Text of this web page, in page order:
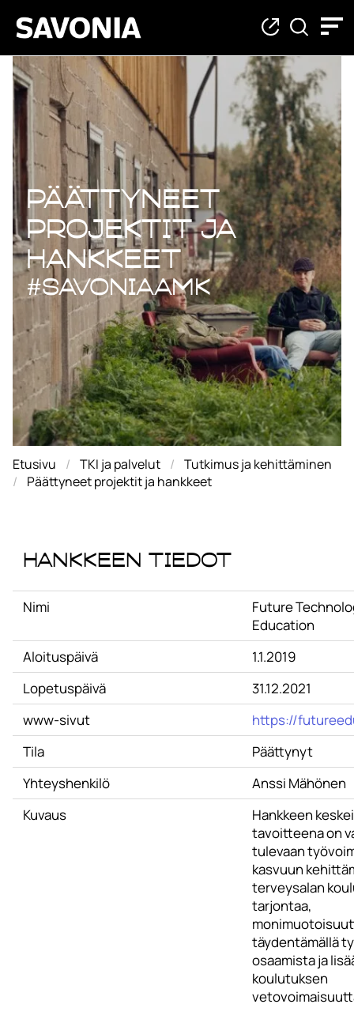
Päättyneet
Päättyneet
projektit ja
hankkeet
#savoniaAMK
Etusivu TKI ja palvelut
Tutkimus ja kehittäminen
Päättyneet projektit ja hankkeet
Hankkeen tiedot
Nimi
Future
Education
Aloituspäivä
1.1.2019
Lopetuspäivä
31.12.2021
www-sivut
https://
Tila
Päättynyt
Yhteyshenkilö
Anssi Mähönen
Kuvaus
Hankkeen
tavoitteena on
tulevaan
kasvuun
terveysalan
tarjontaa,
täydentämällä
osaamista ja
koulutuksen